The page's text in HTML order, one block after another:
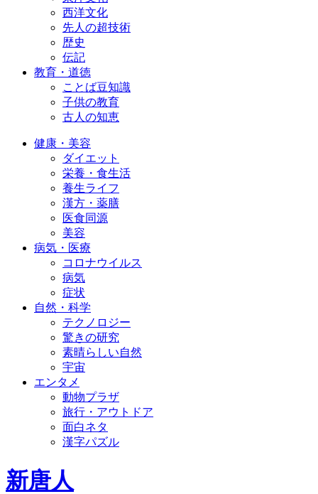
西洋文化
先人の超技術
歴史
伝記
教育・道徳
ことば豆知識
子供の教育
古人の知恵
健康・美容
ダイエット
栄養・食生活
養生ライフ
漢方・薬膳
医食同源
美容
病気・医療
コロナウイルス
病気
症状
自然・科学
テクノロジー
驚きの研究
素晴らしい自然
宇宙
エンタメ
動物プラザ
旅行・アウトドア
面白ネタ
漢字パズル
新唐人